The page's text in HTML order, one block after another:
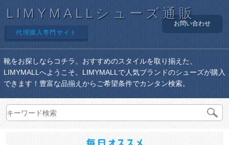
LIMYMALLシューズ通販
代理購入専門サイト
お問い合わせ
靴をお探しならコチラ。おすすめのスタイルを取り揃えた、
LIMYMALLへようこそ。LIMYMALLで人気ブランドのシューズが購入
できます！豊富な品揃えからご希望条件でカンタン検索。